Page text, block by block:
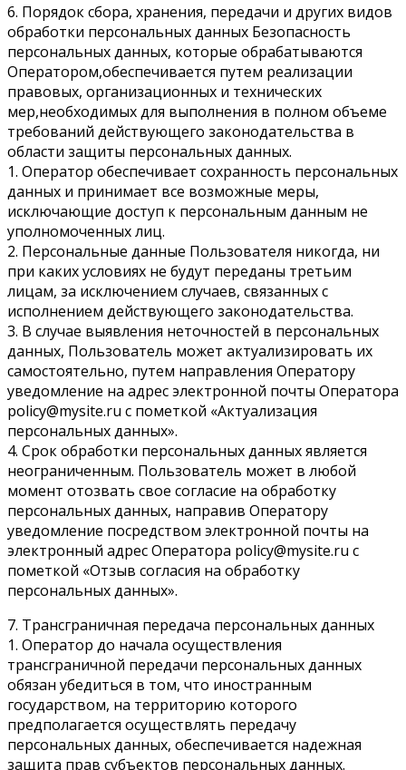
6. Порядок сбора, хранения, передачи и других видов
обработки персональных данных Безопасность
персональных данных, которые обрабатываются
Оператором,обеспечивается путем реализации
правовых, организационных и технических
мер,необходимых для выполнения в полном объеме
требований действующего законодательства в
области защиты персональных данных.
1. Оператор обеспечивает сохранность персональных
данных и принимает все возможные меры,
исключающие доступ к персональным данным не
уполномоченных лиц.
2. Персональные данные Пользователя никогда, ни
при каких условиях не будут переданы третьим
лицам, за исключением случаев, связанных с
исполнением действующего законодательства.
3. В случае выявления неточностей в персональных
данных, Пользователь может актуализировать их
самостоятельно, путем направления Оператору
уведомление на адрес электронной почты Оператора
policy@mysite.ru с пометкой «Актуализация
персональных данных».
4. Срок обработки персональных данных является
неограниченным. Пользователь может в любой
момент отозвать свое согласие на обработку
персональных данных, направив Оператору
уведомление посредством электронной почты на
электронный адрес Оператора policy@mysite.ru с
пометкой «Отзыв согласия на обработку
персональных данных».
7. Трансграничная передача персональных данных
1. Оператор до начала осуществления
трансграничной передачи персональных данных
обязан убедиться в том, что иностранным
государством, на территорию которого
предполагается осуществлять передачу
персональных данных, обеспечивается надежная
защита прав субъектов персональных данных.